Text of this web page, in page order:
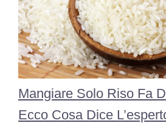
Mangiare Solo Riso Fa
Ecco Cosa Dice